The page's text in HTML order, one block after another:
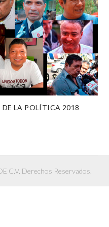
DE LA POLÍTICA 2018
C.V. Derechos Reservados.